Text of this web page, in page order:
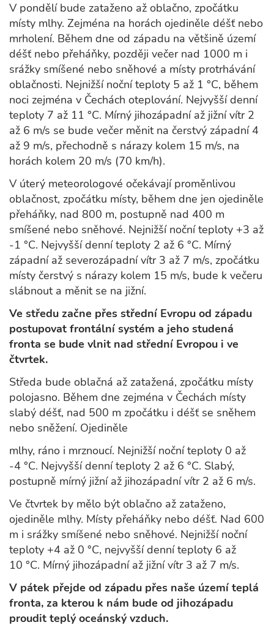
V pondělí bude zataženo až oblačno, zpočátku
místy mlhy. Zejména na horách ojediněle déšť nebo
mrholení. Během dne od západu na většině území
déšť nebo přeháňky, později večer nad 1000 m i
srážky smíšené nebo sněhové a místy protrhávání
oblačnosti. Nejnižší noční teploty 5 až 1 °C, během
noci zejména v Čechách oteplování. Nejvyšší denní
teploty 7 až 11 °C. Mírný jihozápadní až jižní vítr 2
až 6 m/s se bude večer měnit na čerstvý západní 4
až 9 m/s, přechodně s nárazy kolem 15 m/s, na
horách kolem 20 m/s (70 km/h).
V úterý meteorologové očekávají proměnlivou
oblačnost, zpočátku místy, během dne jen ojediněle
přeháňky, nad 800 m, postupně nad 400 m
smíšené nebo sněhové. Nejnižší noční teploty +3 až
-1 °C. Nejvyšší denní teploty 2 až 6 °C. Mírný
západní až severozápadní vítr 3 až 7 m/s, zpočátku
místy čerstvý s nárazy kolem 15 m/s, bude k večeru
slábnout a měnit se na jižní.
Ve středu začne přes střední Evropu od západu
postupovat frontální systém a jeho studená
fronta se bude vlnit nad střední Evropou i ve
čtvrtek.
Středa bude oblačná až zatažená, zpočátku místy
polojasno. Během dne zejména v Čechách místy
slabý déšť, nad 500 m zpočátku i déšť se sněhem
nebo sněžení. Ojediněle
mlhy, ráno i mrznoucí. Nejnižší noční teploty 0 až
-4 °C. Nejvyšší denní teploty 2 až 6 °C. Slabý,
postupně mírný jižní až jihozápadní vítr 2 až 6 m/s.
Ve čtvrtek by mělo být oblačno až zataženo,
ojediněle mlhy. Místy přeháňky nebo déšť. Nad 600
m i srážky smíšené nebo sněhové. Nejnižší noční
teploty +4 až 0 °C, nejvyšší denní teploty 6 až
10 °C. Mírný jihozápadní až jižní vítr 3 až 7 m/s.
V pátek přejde od západu přes naše území teplá
fronta, za kterou k nám bude od jihozápadu
proudit teplý oceánský vzduch.